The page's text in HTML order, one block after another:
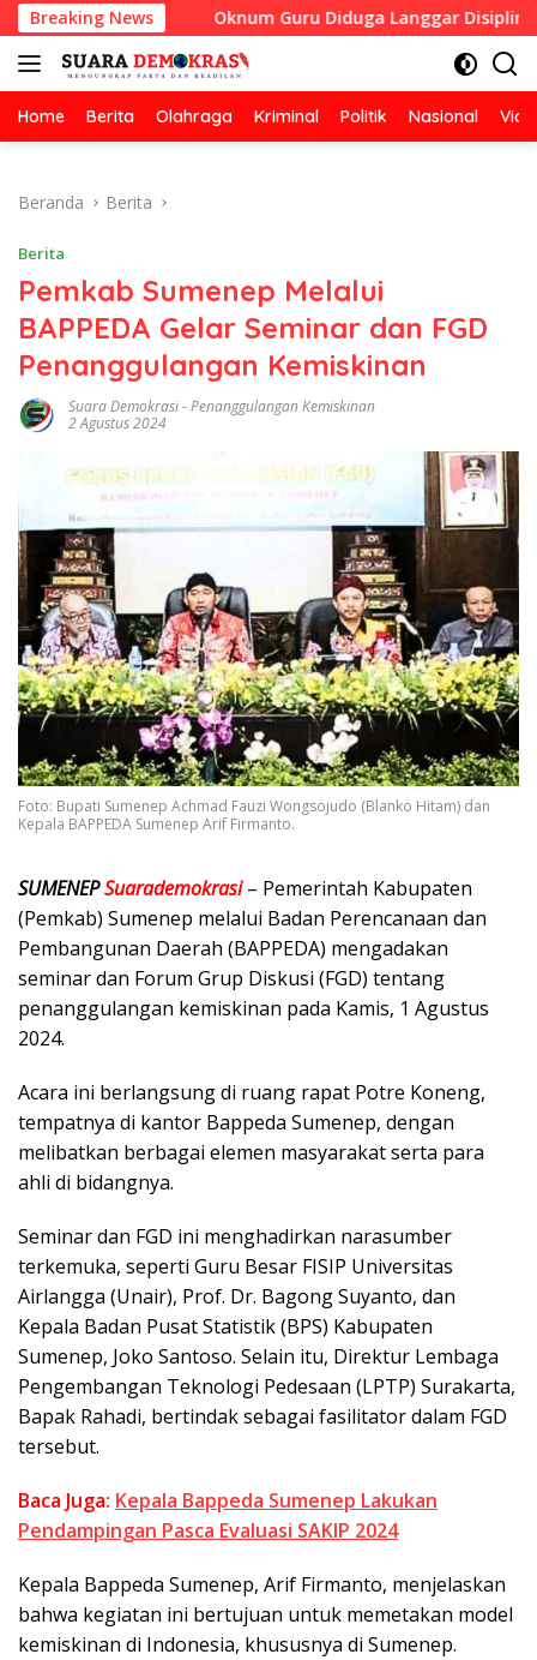
Langsung
ke
konten
Breaking NewsOknum Guru Diduga Langgar Disiplin Jam Kerja
Home Berita Olahraga Kriminal Politik Nasional
Beranda Berita
Berita
Pemkab Sumenep Melalui
BAPPEDA Gelar Seminar dan FGD
Penanggulangan Kemiskinan
Suara Demokrasi-Penanggulangan Kemiskinan
2 Agustus 2024
Foto: Bupati Sumenep Achmad Fauzi Wongsojudo (Blanko Hitam) dan
Kepala BAPPEDA Sumenep Arif Firmanto.
SUMENEPSuarademokrasi– Pemerintah Kabupaten
(Pemkab) Sumenep melalui Badan Perencanaan dan
Pembangunan Daerah (BAPPEDA) mengadakan
seminar dan Forum Grup Diskusi (FGD) tentang
penanggulangan kemiskinan pada Kamis, 1 Agustus
2024.
Acara ini berlangsung di ruang rapat Potre Koneng,
tempatnya di kantor Bappeda Sumenep, dengan
melibatkan berbagai elemen masyarakat serta para
ahli di bidangnya.
Seminar dan FGD ini menghadirkan narasumber
terkemuka, seperti Guru Besar FISIP Universitas
Airlangga (Unair), Prof. Dr. Bagong Suyanto, dan
Kepala Badan Pusat Statistik (BPS) Kabupaten
Sumenep, Joko Santoso. Selain itu, Direktur Lembaga
Pengembangan Teknologi Pedesaan (LPTP) Surakarta,
Bapak Rahadi, bertindak sebagai fasilitator dalam FGD
tersebut.
Baca Juga: Kepala Bappeda Sumenep Lakukan
Pendampingan Pasca Evaluasi SAKIP 2024
Kepala Bappeda Sumenep, Arif Firmanto, menjelaskan
bahwa kegiatan ini bertujuan untuk memetakan model
kemiskinan di Indonesia, khususnya di Sumenep.